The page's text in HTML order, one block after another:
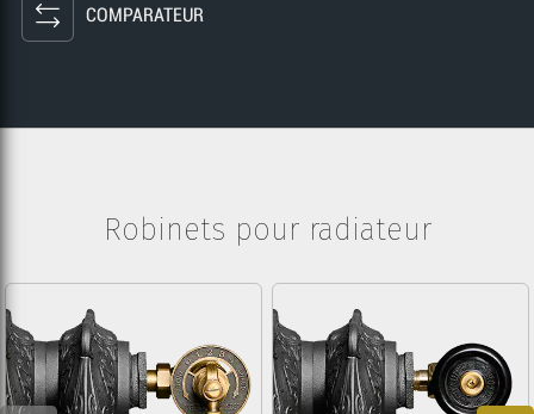
COMPARATEUR
Robinets pour radiateur